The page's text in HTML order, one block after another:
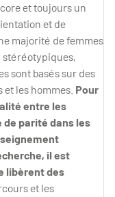
et toujours un
et de
majorité de femmes
stéréotypiques,
sont basés sur des
les hommes. Pour
entre les
parité dans les
il est
libèrent des
et les